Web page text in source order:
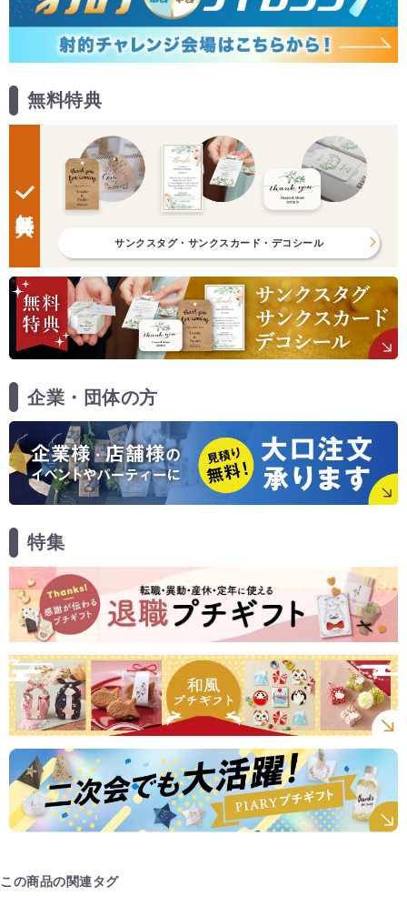
無料特典
サンクスタグ・サンクスカード・デコシール
企業・団体の方
特集
この商品の関連タグ